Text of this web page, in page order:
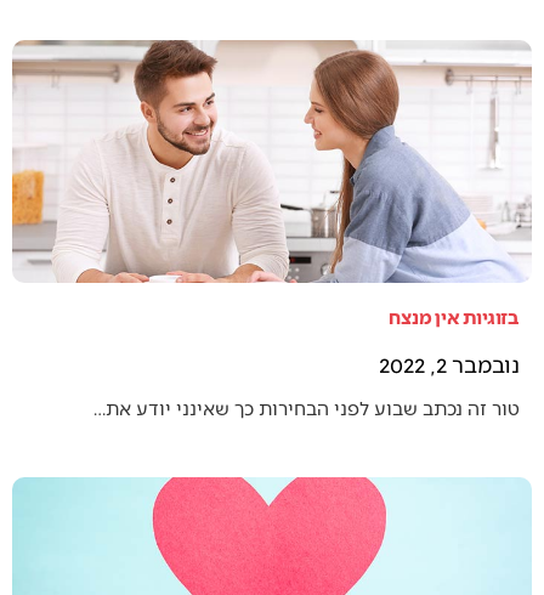
בזוגיות אין מנצח
נובמבר 2, 2022
טור זה נכתב שבוע לפני הבחירות כך שאינני יודע את…